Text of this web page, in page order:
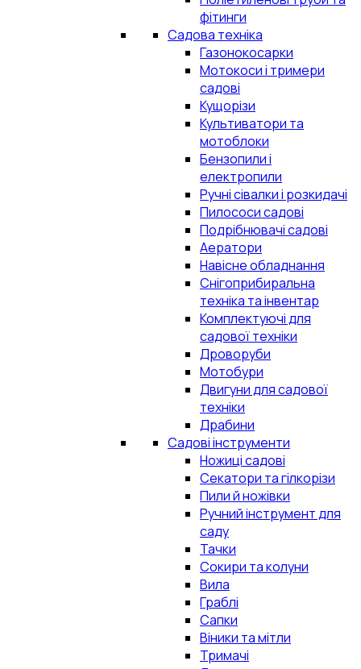
фітинги
Садова техніка
Газонокосарки
Мотокоси і тримери
садові
Кущорізи
Культиватори та
мотоблоки
Бензопили і
електропили
Ручні сівалки і розкидачі
Пилососи садові
Подрібнювачі садові
Аератори
Навісне обладнання
Снігоприбиральна
техніка та інвентар
Комплектуючі для
садової техніки
Дроворуби
Мотобури
Двигуни для садової
техніки
Драбини
Садові інструменти
Ножиці садові
Секатори та гілкорізи
Пили й ножівки
Ручний інструмент для
саду
Тачки
Сокири та колуни
Вила
Граблі
Сапки
Віники та мітли
Тримачі